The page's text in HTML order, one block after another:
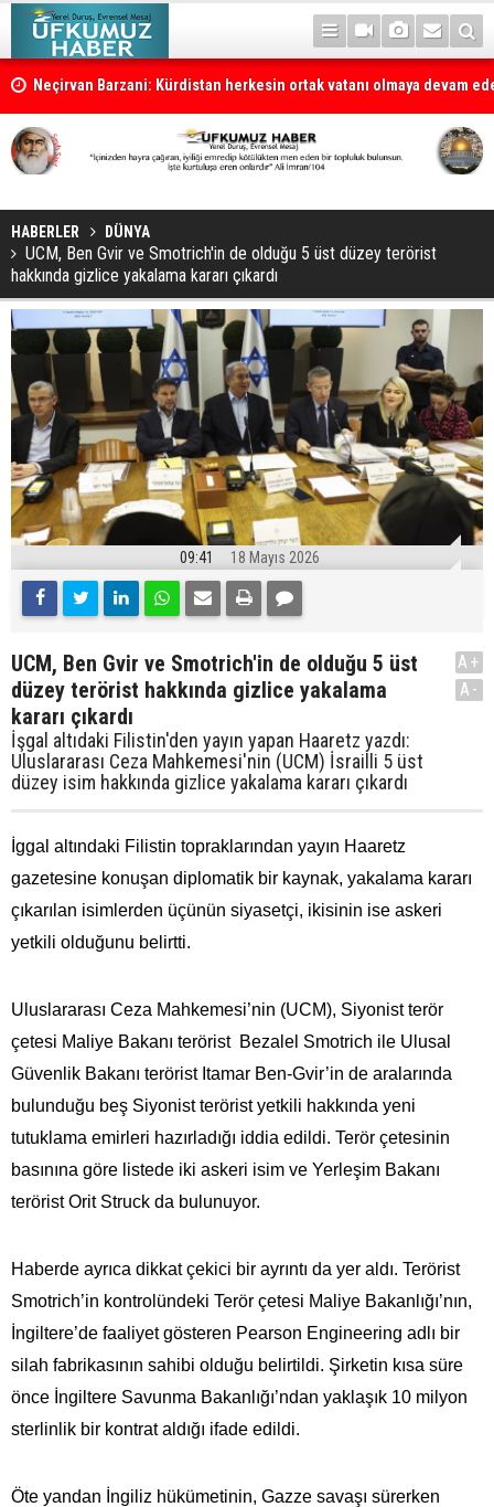
Neçirvan Barzani: Kürdistan herkesin ortak vatanı olmaya devam
HABERLER DÜNYA
UCM, Ben Gvir ve Smotrich'in de olduğu 5 üst düzey terörist
hakkında gizlice yakalama kararı çıkardı
09:41 18 Mayıs 2026
UCM, Ben Gvir ve Smotrich'in de olduğu 5 üst
düzey terörist hakkında gizlice yakalama
kararı çıkardı
İşgal altıdaki Filistin'den yayın yapan Haaretz yazdı:
Uluslararası Ceza Mahkemesi'nin (UCM) İsrailli 5 üst
düzey isim hakkında gizlice yakalama kararı çıkardı
A+
A-
İggal altındaki Filistin topraklarından yayın Haaretz
gazetesine konuşan diplomatik bir kaynak, yakalama kararı
çıkarılan isimlerden üçünün siyasetçi, ikisinin ise askeri
yetkili olduğunu belirtti.
Uluslararası Ceza Mahkemesi’nin (UCM), Siyonist terör
çetesi Maliye Bakanı terörist Bezalel Smotrich ile Ulusal
Güvenlik Bakanı terörist Itamar Ben-Gvir’in de aralarında
bulunduğu beş Siyonist terörist yetkili hakkında yeni
tutuklama emirleri hazırladığı iddia edildi. Terör çetesinin
basınına göre listede iki askeri isim ve Yerleşim Bakanı
terörist Orit Struck da bulunuyor.
Haberde ayrıca dikkat çekici bir ayrıntı da yer aldı. Terörist
Smotrich’in kontrolündeki Terör çetesi Maliye Bakanlığı’nın,
İngiltere’de faaliyet gösteren Pearson Engineering adlı bir
silah fabrikasının sahibi olduğu belirtildi. Şirketin kısa süre
önce İngiltere Savunma Bakanlığı’ndan yaklaşık 10 milyon
sterlinlik bir kontrat aldığı ifade edildi.
Öte yandan İngiliz hükümetinin, Gazze savaşı sürerken